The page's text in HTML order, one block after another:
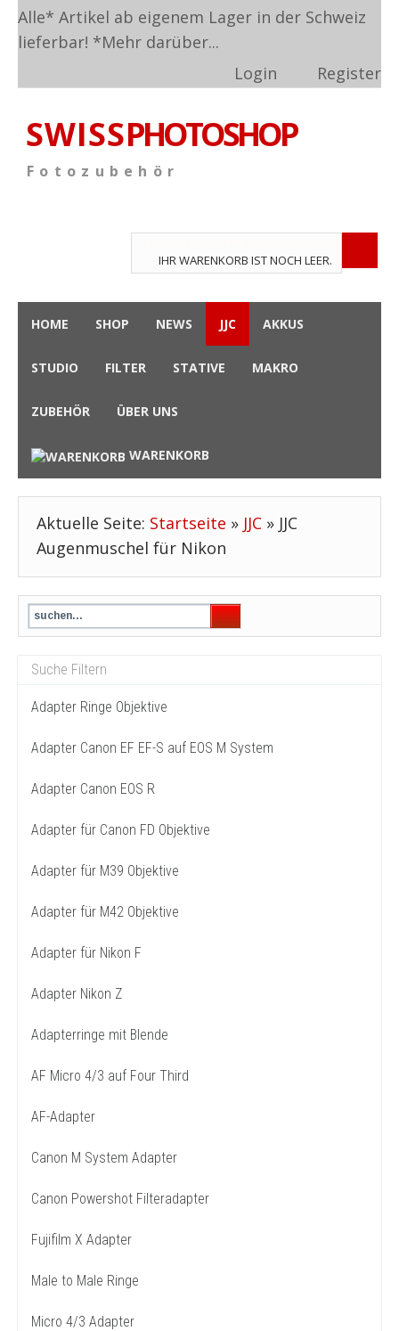
Alle* Artikel ab eigenem Lager in der Schweiz
lieferbar! *Mehr darüber...
Login
Register
S W I S SPHOTOSHOP
F o t o z u b e h ö r
IHR WARENKORB IST NOCH LEER.
HOME SHOP NEWS JJC AKKUS
STUDIO FILTER STATIVE MAKRO
ZUBEHÖR ÜBER UNS
WARENKORB
Aktuelle Seite: Startseite » JJC » JJC
Augenmuschel für Nikon
Adapter Ringe Objektive
Adapter Canon EF EF-S auf EOS M System
Adapter Canon EOS R
Adapter für Canon FD Objektive
Adapter für M39 Objektive
Adapter für M42 Objektive
Adapter für Nikon F
Adapter Nikon Z
Adapterringe mit Blende
AF Micro 4/3 auf Four Third
AF-Adapter
Canon M System Adapter
Canon Powershot Filteradapter
Fujifilm X Adapter
Male to Male Ringe
Micro 4/3 Adapter